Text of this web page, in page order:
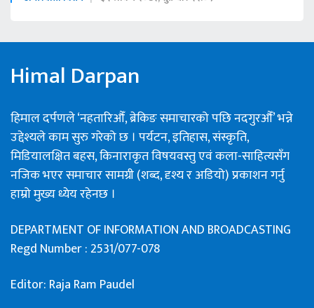
Himal Darpan
हिमाल दर्पणले ‘नहतारिऔँ, ब्रेकिङ समाचारको पछि नदगुरऔँ’ भन्ने
उद्देश्यले काम सुरु गरेको छ । पर्यटन, इतिहास, संस्कृति,
मिडियालक्षित बहस, किनाराकृत विषयवस्तु एवं कला-साहित्यसँग
नजिक भएर समाचार सामग्री (शब्द, दृश्य र अडियो) प्रकाशन गर्नु
हाम्रो मुख्य ध्येय रहेनछ ।
DEPARTMENT OF INFORMATION AND BROADCASTING
Regd Number : 2531/077-078
Editor: Raja Ram Paudel